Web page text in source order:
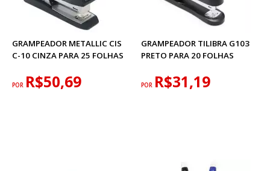
GRAMPEADOR METALLIC CIS
C-10 CINZA PARA 25 FOLHAS
POR R$50,69
GRAMPEADOR TILIBRA G103
PRETO PARA 20 FOLHAS
POR R$31,19